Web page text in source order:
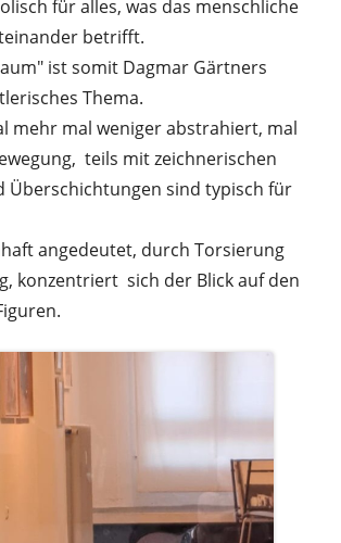
für alles, was das menschliche
betrifft.
ist somit Dagmar Gärtners
Thema.
mehr mal weniger abstrahiert, mal
teils mit zeichnerischen
Überschichtungen sind typisch für
angedeutet, durch Torsierung
konzentriert sich der Blick auf den